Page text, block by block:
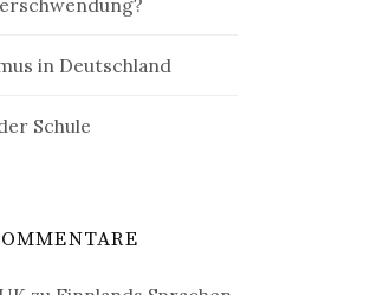
in Deutschland
Schule